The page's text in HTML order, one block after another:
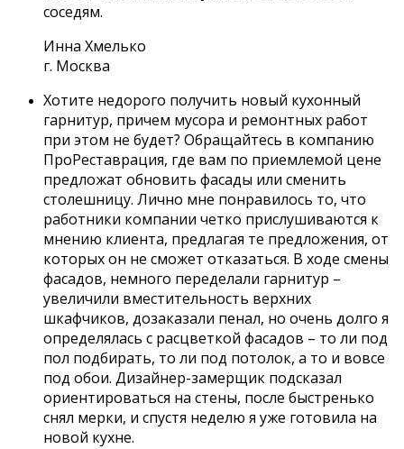
соседям.
Инна Хмелько
г. Москва
Хотите недорого получить новый кухонный
гарнитур, причем мусора и ремонтных работ
при этом не будет? Обращайтесь в компанию
ПроРеставрация, где вам по приемлемой цене
предложат обновить фасады или сменить
столешницу. Лично мне понравилось то, что
работники компании четко прислушиваются к
мнению клиента, предлагая те предложения, от
которых он не сможет отказаться. В ходе смены
фасадов, немного переделали гарнитур –
увеличили вместительность верхних
шкафчиков, дозаказали пенал, но очень долго я
определялась с расцветкой фасадов – то ли под
пол подбирать, то ли под потолок, а то и вовсе
под обои. Дизайнер-замерщик подсказал
ориентироваться на стены, после быстренько
снял мерки, и спустя неделю я уже готовила на
новой кухне.